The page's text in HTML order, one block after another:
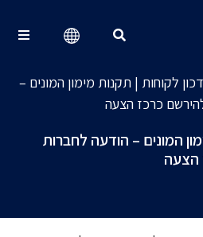
לקוחות | תקנות מימון המונים –
כרכז הצעה
המונים – הודעה לחברות
הצעה